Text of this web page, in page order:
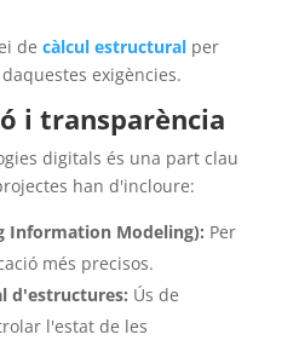
de càlcul estructuralper
exigències.
i transparència
digitals és una part clau
han d'incloure:
Information Modeling): Per
més precisos.
d'estructures: Ús de
l'estat de les